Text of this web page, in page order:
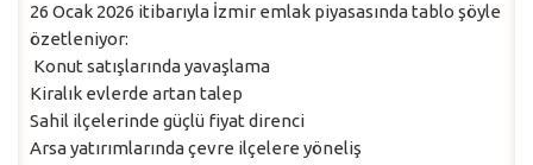
26 Ocak 2026 itibarıyla İzmir emlak piyasasında tablo şöyle
özetleniyor:
Konut satışlarında yavaşlama
Kiralık evlerde artan talep
Sahil ilçelerinde güçlü fiyat direnci
Arsa yatırımlarında çevre ilçelere yöneliş